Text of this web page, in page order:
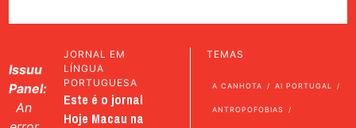
Issuu
Panel:
An
JORNAL EM
LÍNGUA
PORTUGUESA
Este é o jornal
Hoje Macau na
TEMAS
A CANHOTA AI PORTUGAL
ANTROPOFOBIAS